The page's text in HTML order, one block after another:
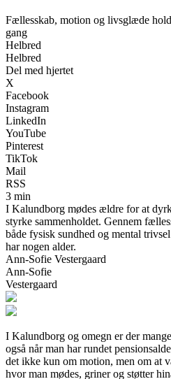
Fællesskab, motion og livsglæde
gang
Helbred
Helbred
Del med hjertet
X
Facebook
Instagram
LinkedIn
YouTube
Pinterest
TikTok
Mail
RSS
3 min
I Kalundborg mødes ældre for at
styrke sammenholdet. Gennem
både fysisk sundhed og mental
har nogen alder.
Ann-Sofie Vestergaard
Ann-Sofie
Vestergaard
I Kalundborg og omegn er der
også når man har rundet
det ikke kun om motion, men om at
hvor man mødes, griner og støtter